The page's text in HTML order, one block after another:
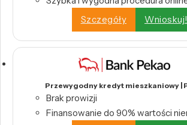
Szczegóły
Wnioskuj!
Przewygodny kredyt mieszkaniowy |
Brak prowizji
Finansowanie do 90% wartości